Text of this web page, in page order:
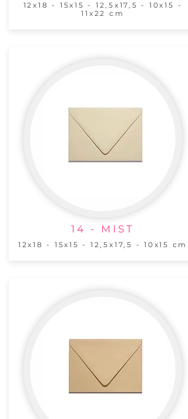
12x18 - 15x15 - 12,5x17,5 - 10x15 -
11x22 cm
14 - MIST
12x18 - 15x15 - 12,5x17,5 - 10x15 cm